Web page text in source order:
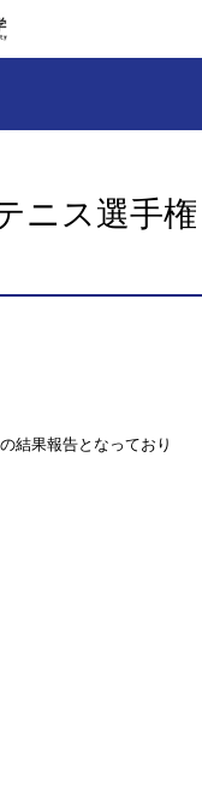
ニス選手権
結果報告となっており